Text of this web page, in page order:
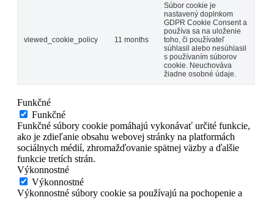
viewed_cookie_policy 11 months
Súbor cookie je
nastavený doplnkom
GDPR Cookie Consent a
používa sa na uloženie
toho, či používateľ
súhlasil alebo nesúhlasil
s používaním súborov
cookie. Neuchováva
žiadne osobné údaje.
Funkčné
Funkčné
Funkčné súbory cookie pomáhajú vykonávať určité funkcie,
ako je zdieľanie obsahu webovej stránky na platformách
sociálnych médií, zhromažďovanie spätnej väzby a ďalšie
funkcie tretích strán.
Výkonnostné
Výkonnostné
Výkonnostné súbory cookie sa používajú na pochopenie a